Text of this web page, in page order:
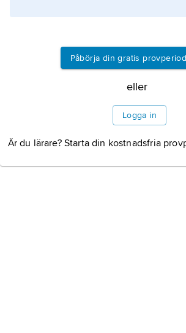
Påbörja din gratis provperiod
eller
Logga in
Är du lärare? Starta din kostnadsfria